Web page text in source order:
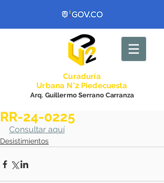
Curaduría
Urbana N°2 Piedecuesta
Arq. Guillermo Serrano Carranza
RR-24-0225
Consultar aquí
Desistimientos